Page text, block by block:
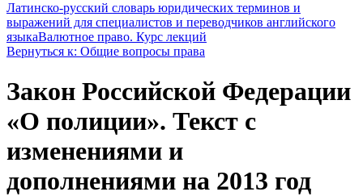
Латинско-русский словарь юридических терминов и
выражений для специалистов и переводчиков английского
языкаВалютное право. Курс лекций
Вернуться к: Общие вопросы права
Закон Российской Федерации
«О полиции». Текст с
изменениями и
дополнениями на 2013 год